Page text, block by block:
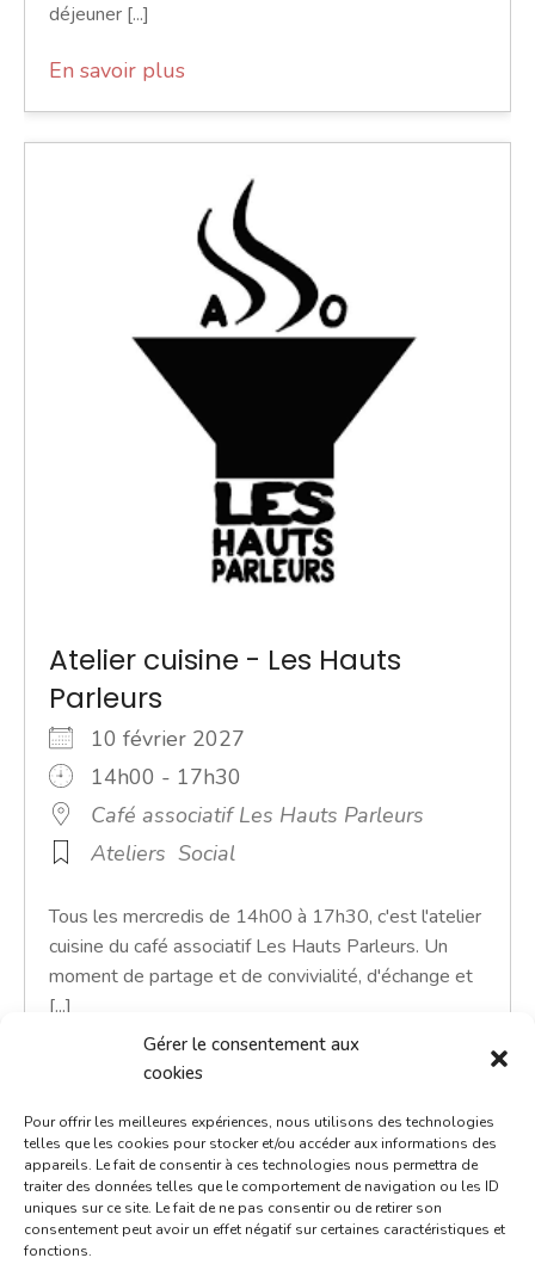
Gérer le consentement aux
cookies
Pour offrir les meilleures expériences, nous utilisons des technologies
telles que les cookies pour stocker et/ou accéder aux informations des
appareils. Le fait de consentir à ces technologies nous permettra de
traiter des données telles que le comportement de navigation ou les ID
uniques sur ce site. Le fait de ne pas consentir ou de retirer son
consentement peut avoir un effet négatif sur certaines caractéristiques et
fonctions.
déjeuner [...]
En savoir plus
Atelier cuisine - Les Hauts
Parleurs
10 février 2027
14h00 - 17h30
Café associatif Les Hauts Parleurs
Ateliers Social
Tous les mercredis de 14h00 à 17h30, c'est l'atelier
cuisine du café associatif Les Hauts Parleurs. Un
moment de partage et de convivialité, d'échange et
[...]
En savoir plus